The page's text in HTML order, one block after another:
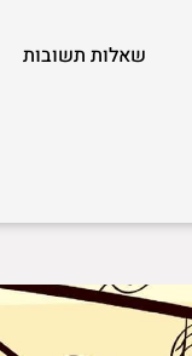
שאלות תשובות